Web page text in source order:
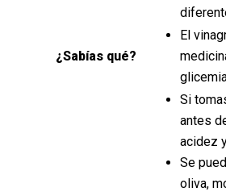
¿Sabías qué?
El
Si
antes
acidez
Se
oliva,